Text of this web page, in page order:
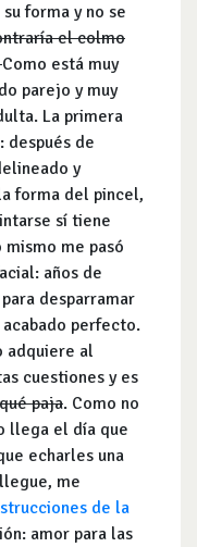
forma y no se
el colmo
Como está muy
parejo y muy
La primera
después de
y
forma del pincel,
sí tiene
me pasó
años de
desparramar
perfecto.
adquiere al
cuestiones y es
paja. Como no
llega el día que
echarles una
me
de la
amor para las